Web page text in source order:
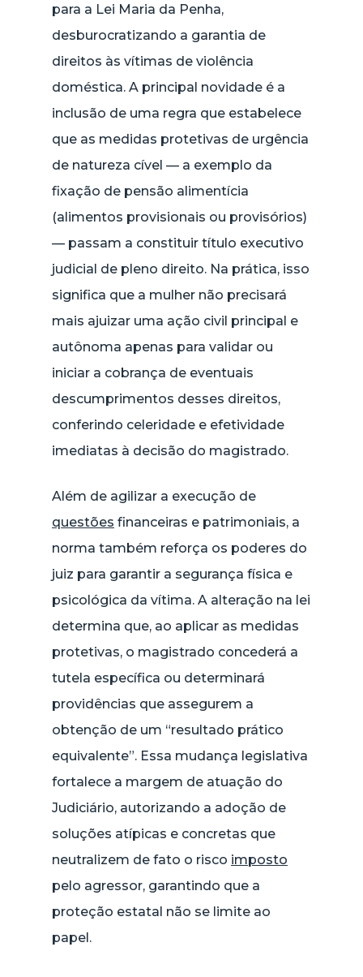
para a Lei Maria da Penha,
desburocratizando a garantia de
direitos às vítimas de violência
doméstica. A principal novidade é a
inclusão de uma regra que estabelece
que as medidas protetivas de urgência
de natureza cível — a exemplo da
fixação de pensão alimentícia
(alimentos provisionais ou provisórios)
— passam a constituir título executivo
judicial de pleno direito. Na prática, isso
significa que a mulher não precisará
mais ajuizar uma ação civil principal e
autônoma apenas para validar ou
iniciar a cobrança de eventuais
descumprimentos desses direitos,
conferindo celeridade e efetividade
imediatas à decisão do magistrado.
Além de agilizar a execução de
questões financeiras e patrimoniais, a
norma também reforça os poderes do
juiz para garantir a segurança física e
psicológica da vítima. A alteração na lei
determina que, ao aplicar as medidas
protetivas, o magistrado concederá a
tutela específica ou determinará
providências que assegurem a
obtenção de um “resultado prático
equivalente”. Essa mudança legislativa
fortalece a margem de atuação do
Judiciário, autorizando a adoção de
soluções atípicas e concretas que
neutralizem de fato o risco imposto
pelo agressor, garantindo que a
proteção estatal não se limite ao
papel.